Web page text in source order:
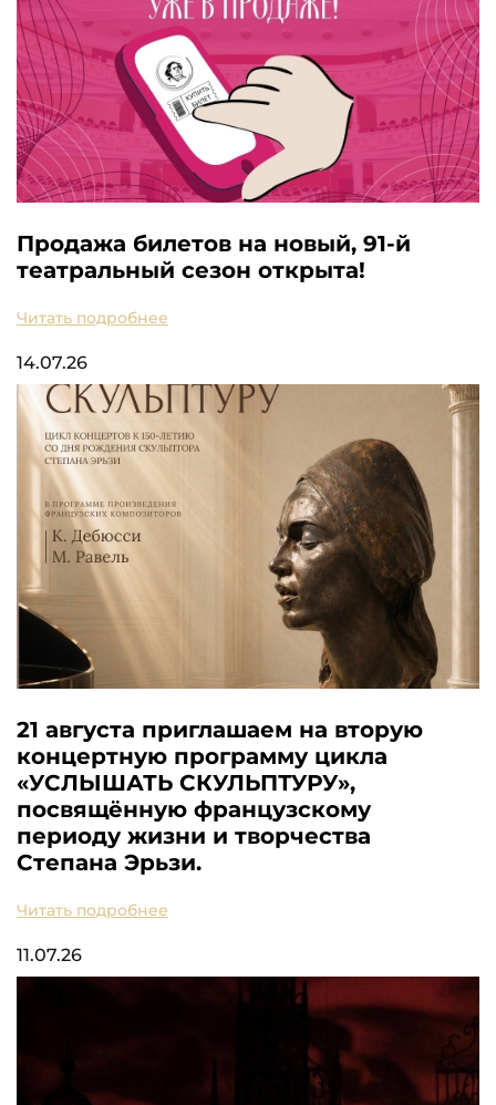
Продажа билетов на новый, 91-й
театральный сезон открыта!
Читать подробнее
14.07.26
21 августа приглашаем на вторую
концертную программу цикла
«УСЛЫШАТЬ СКУЛЬПТУРУ»,
посвящённую французскому
периоду жизни и творчества
Степана Эрьзи.
Читать подробнее
11.07.26